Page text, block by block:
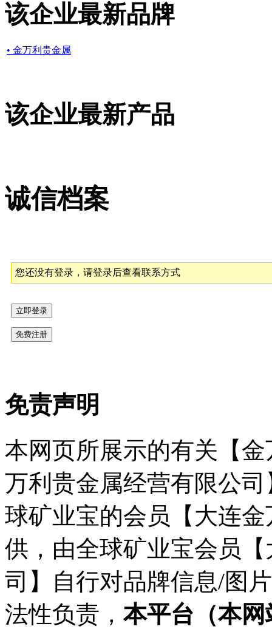
该企业最新品牌
• 金万利贵金属
该企业最新产品
诚信档案
您还没有登录，请登录后查看联系方式
免责声明
本网页所展示的有关【
万利贵金属经营有限公
球矿业宝的会员【大连
供，由全球矿业宝会员
司】自行对品牌信息/图
法性负责，本平台（本